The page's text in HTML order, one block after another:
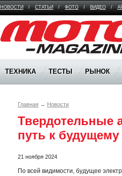
НОВОСТИ / СТАТЬИ / ФОТО / ВИДЕО /
Moto Magazine
ТЕХНИКА ТЕСТЫ РЫНОК
Главная → Новости
Твердотельные
путь к
21 ноября 2024
По всей видимости, будущее